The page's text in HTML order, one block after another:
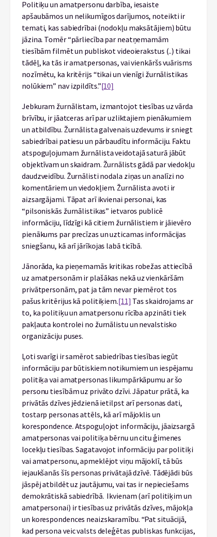
Politiķu un amatpersonu darbība, iesaiste
apšaubāmos un nelikumīgos darījumos, noteikti ir
temati, kas sabiedrībai (nodokļu maksātājiem) būtu
jāzina. Tomēr “pārliecība par neatņemamām
tiesībām filmēt un publiskot videoierakstus (..) tikai
tādēļ, ka tās ir amatpersonas, vai vienkāršs vuārisms
nozīmētu, ka kritērijs “tikai un vienīgi žurnālistikas
nolūkiem” nav izpildīts.”[10]
Jebkuram žurnālistam, izmantojot tiesības uz vārda
brīvību, ir jāatceras arī par uzliktajiem pienākumiem
un atbildību. Žurnālista galvenais uzdevums ir sniegt
sabiedrībai patiesu un pārbaudītu informāciju. Faktu
atspoguļojumam žurnālista veidotajā saturā jābūt
objektīvam un skaidram. Žurnālists gādā par viedokļu
daudzveidību. Žurnālisti nodala ziņas un analīzi no
komentāriem un viedokļiem. Žurnālista avoti ir
aizsargājami. Tāpat arī ikvienai personai, kas
“pilsoniskās žurnālistikas” ietvaros publicē
informāciju, līdzīgi kā citiem žurnālistiem ir jāievēro
pienākums par precīzas un uzticamas informācijas
sniegšanu, kā arī jārīkojas labā ticībā.
Jānorāda, ka pieņemamās kritikas robežas attiecībā
uz amatpersonām ir plašākas nekā uz vienkāršām
privātpersonām, pat ja tām nevar piemērot tos
pašus kritērijus kā politiķiem.[11] Tas skaidrojams ar
to, ka politiķu un amatpersonu rīcība apzināti tiek
pakļauta kontrolei no žurnālistu un nevalstisko
organizāciju puses.
Ļoti svarīgi ir samērot sabiedrības tiesības iegūt
informāciju par būtiskiem notikumiem un iespējamu
politiķa vai amatpersonas likumpārkāpumu ar šo
personu tiesībām uz privāto dzīvi. Jāpatur prātā, ka
privātās dzīves jēdzienā ietilpst arī personas dati,
tostarp personas attēls, kā arī mājoklis un
korespondence. Atspoguļojot informāciju, jāaizsargā
amatpersonas vai politiķa bērnu un citu ģimenes
locekļu tiesības. Sagatavojot informāciju par politiķi
vai amatpersonu, apmeklējot viņu mājoklī, tā būs
iejaukšanās šīs personas privātajā dzīvē. Tādējādi būs
jāspēj atbildēt uz jautājumu, vai tas ir nepieciešams
demokrātiskā sabiedrībā. Ikvienam (arī politiķim un
amatpersonai) ir tiesības uz privātās dzīves, mājokļa
un korespondences neaizskaramību. “Pat situācijā,
kad persona veic valsts deleģētas publiskas funkcijas,